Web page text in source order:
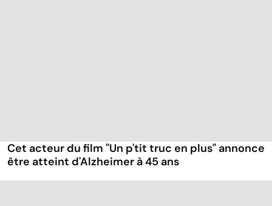
Cet acteur du film "Un p'tit truc en plus" annonce
être atteint d'Alzheimer à 45 ans